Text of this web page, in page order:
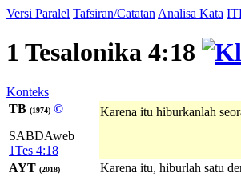
Versi Paralel Tafsiran/Catatan Analisa Kata
1 Tesalonika 4:18
Konteks
TB (1974) ©
SABDAweb
1Tes 4:18
Karena itu hiburkanlah
AYT (2018)
Karena itu, hiburlah satu